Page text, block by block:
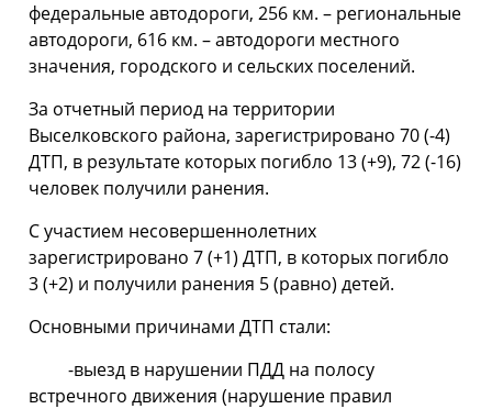
федеральные автодороги, 256 км. – региональные
автодороги, 616 км. – автодороги местного
значения, городского и сельских поселений.
За отчетный период на территории
Выселковского района, зарегистрировано 70 (-4)
ДТП, в результате которых погибло 13 (+9), 72 (-16)
человек получили ранения.
С участием несовершеннолетних
зарегистрировано 7 (+1) ДТП, в которых погибло
3 (+2) и получили ранения 5 (равно) детей.
Основными причинами ДТП стали:
-выезд в нарушении ПДД на полосу
встречного движения (нарушение правил